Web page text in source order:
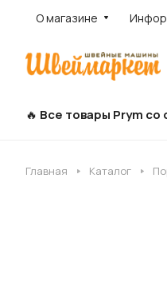
О магазине
Все товары Prym со
Главная Каталог